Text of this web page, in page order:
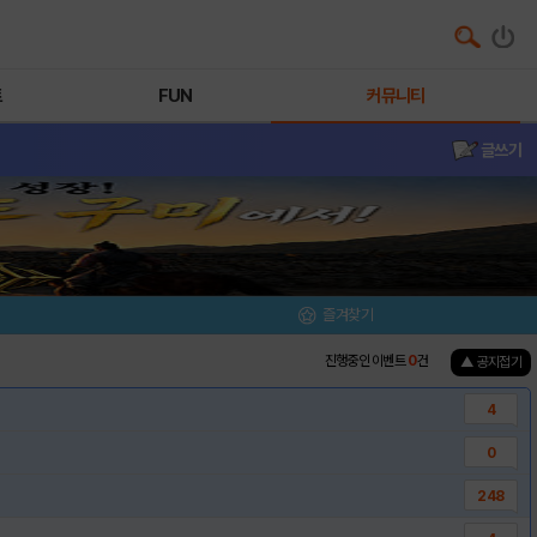
FUN 커뮤니티
글쓰기
즐겨찾기
진행중인 이벤트0건 ▲ 공지접기
4
0
248